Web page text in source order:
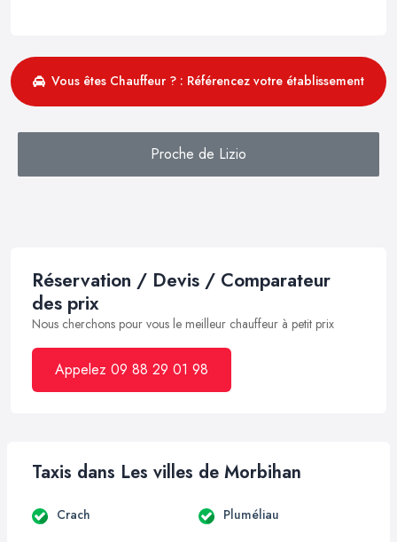
Vous êtes Chauffeur ? : Référencez votre établissement
Proche de Lizio
Réservation / Devis / Comparateur
des prix
Nous cherchons pour vous le meilleur chauffeur à petit prix
Appelez 09 88 29 01 98
Taxis dans Les villes de Morbihan
Crach Pluméliau